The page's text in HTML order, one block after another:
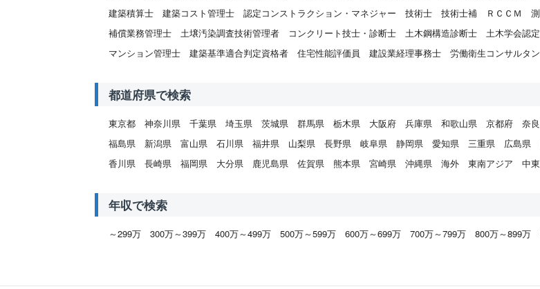
建築積算士
建築コスト管理士 認定コンストラクション・マネジャー 技術士 技術士補 ＲＣＣＭ
補償業務管理士
土壌汚染調査技術管理者 コンクリート技士・診断士 土木鋼構造診断士 土木学会認
マンション管理士
建築基準適合判定資格者 住宅性能評価員 建設業経理事務士 労働衛生コンサルタ
都道府県で検索
東京都 神奈川県 千葉県 埼玉県 茨城県 群馬県 栃木県 大阪府 兵庫県 和歌山県 京都府 奈
福島県
新潟県 富山県 石川県 福井県 山梨県 長野県 岐阜県 静岡県 愛知県 三重県 広島県
香川県
長崎県 福岡県 大分県 鹿児島県 佐賀県 熊本県 宮崎県 沖縄県 海外 東南アジア 中東
年収で検索
～299万 300万～399万 400万～499万 500万～599万 600万～699万 700万～799万 800万～899万